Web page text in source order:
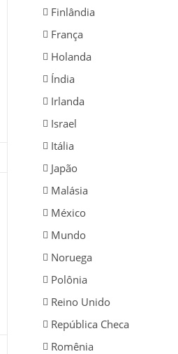
Finlândia
França
Holanda
Índia
Irlanda
Israel
Itália
Japão
Malásia
México
Mundo
Noruega
Polônia
Reino Unido
República Checa
Romênia